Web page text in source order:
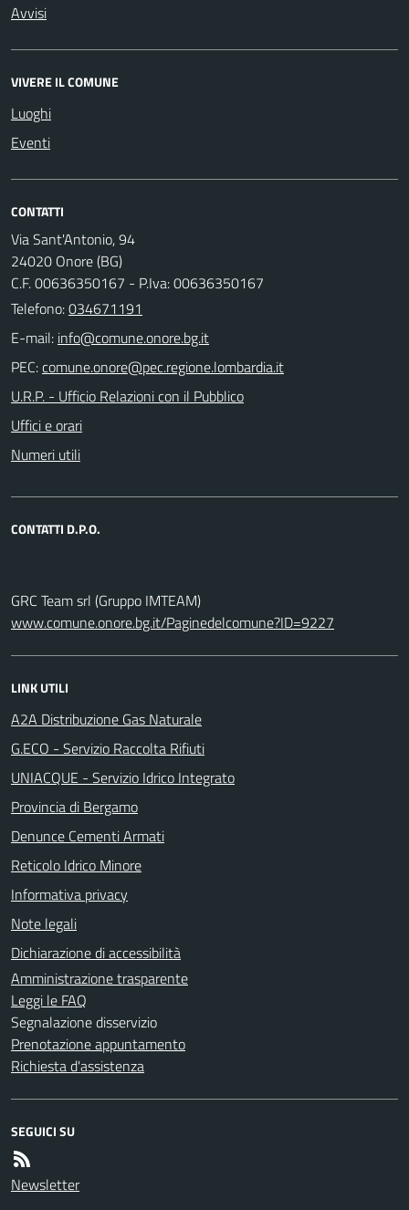
Avvisi
VIVERE IL COMUNE
Luoghi
Eventi
CONTATTI
Via Sant'Antonio, 94
24020 Onore (BG)
C.F. 00636350167 - P.Iva: 00636350167
Telefono:034671191
E-mail:
PEC:
U.R.P. - Ufficio Relazioni con il Pubblico
Uffici e orari
Numeri utili
CONTATTI D.P.O.
GRC Team srl (Gruppo IMTEAM)
www.comune.onore.bg.it/Paginedelcomune?ID=9227
LINK UTILI
A2A Distribuzione Gas Naturale
G.ECO - Servizio Raccolta Rifiuti
UNIACQUE - Servizio Idrico Integrato
Provincia di Bergamo
Denunce Cementi Armati
Reticolo Idrico Minore
Informativa privacy
Note legali
Dichiarazione di accessibilità
Amministrazione trasparente
Leggi le FAQ
Segnalazione disservizio
Prenotazione appuntamento
Richiesta d'assistenza
SEGUICI SU
Newsletter